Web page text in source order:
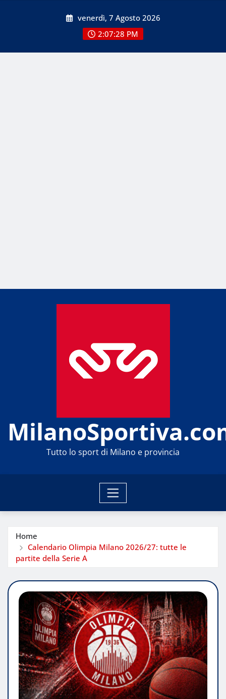
venerdì, 7 Agosto 2026
2:07:28 PM
Tutto lo sport di Milano e provincia
Home
Calendario Olimpia Milano 2026/27: tutte le
partite della Serie A